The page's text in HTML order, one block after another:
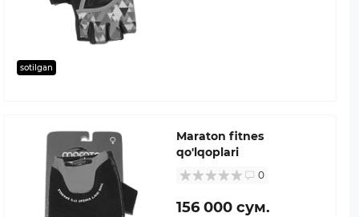
sotilgan
Maraton fitnes
qo'lqoplari
0
156 000 сум.